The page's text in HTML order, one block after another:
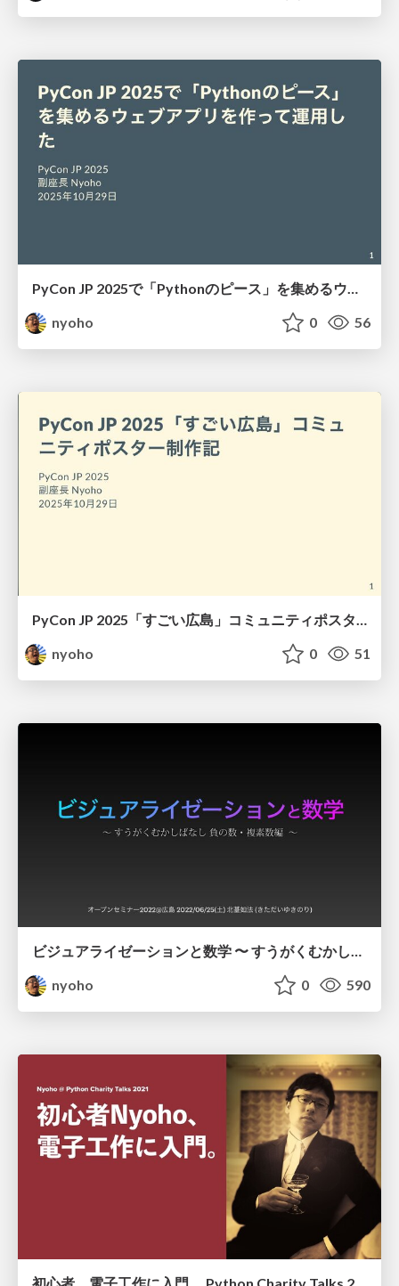
nyoho
0 56
PyCon JP 2025「すごい広島」コミュニティポスター制作記 / The making of a community poster of Great Hiroshima at PyCon JP 2025
nyoho
0 51
ビジュアライゼーションと数学 〜 すうがくむかしばなし 負の数・複素数編 〜 / Visualization-and-mathematics-OSH2022
nyoho
0 590